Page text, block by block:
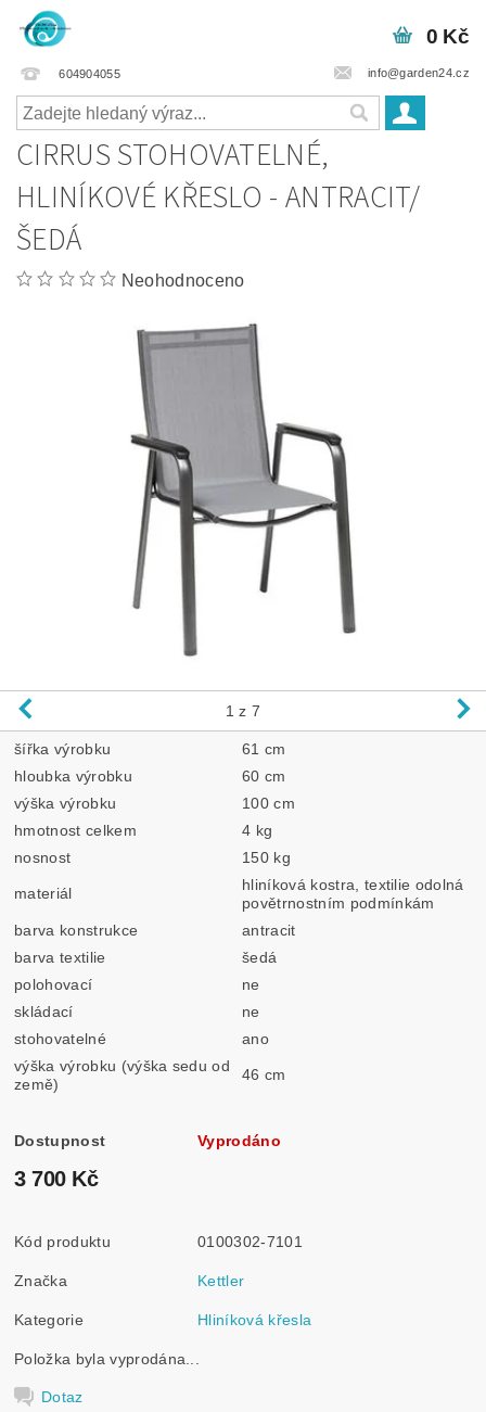
604904055 info@garden24.cz
0 Kč
CIRRUS STOHOVATELNÉ,
HLINÍKOVÉ KŘESLO - ANTRACIT/
ŠEDÁ
Neohodnoceno
1 z 7
šířka výrobku
61 cm
hloubka výrobku
60 cm
výška výrobku
100 cm
hmotnost celkem
4 kg
nosnost
150 kg
materiál
hliníková kostra, textilie odolná
povětrnostním podmínkám
barva konstrukce
antracit
barva textilie
šedá
polohovací
ne
skládací
ne
stohovatelné
ano
výška výrobku (výška sedu od
země)
46 cm
Dostupnost Vyprodáno
3 700 Kč
Kód produktu 0100302-7101
Značka Kettler
Kategorie Hliníková křesla
Položka byla vyprodána...
Dotaz